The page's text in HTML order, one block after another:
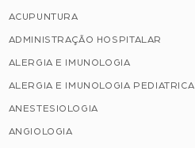
ACUPUNTURA
ADMINISTRAÇÃO HOSPITALAR
ALERGIA E IMUNOLOGIA
ALERGIA E IMUNOLOGIA PEDIATRICA
ANESTESIOLOGIA
ANGIOLOGIA